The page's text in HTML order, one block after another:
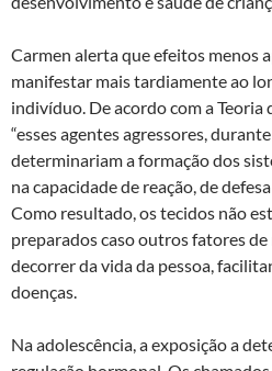
Carmen alerta que efeitos menos
manifestar mais tardiamente ao
indivíduo. De acordo com a Teoria
“esses agentes agressores,
determinariam a formação dos
na capacidade de reação, de
Como resultado, os tecidos não
preparados caso outros fatores de
decorrer da vida da pessoa,
doenças.
Na adolescência, a exposição a